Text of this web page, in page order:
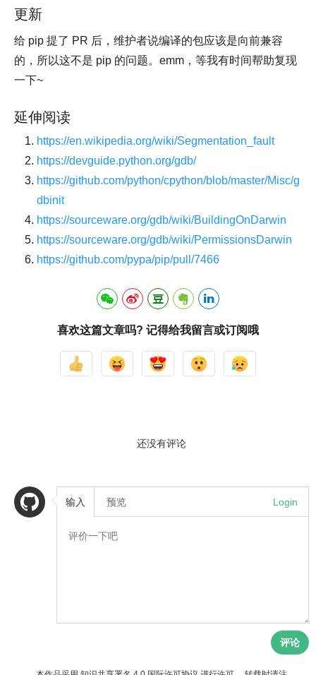
更新
给 pip 提了 PR 后，维护者说编译的包应该是向前兼容
的，所以这不是 pip 的问题。emm，等我有时间帮助复现
一下~
延伸阅读
https://en.wikipedia.org/wiki/Segmentation_fault
https://devguide.python.org/gdb/
https://github.com/python/cpython/blob/master/Misc/g
dbinit
https://sourceware.org/gdb/wiki/BuildingOnDarwin
https://sourceware.org/gdb/wiki/PermissionsDarwin
https://github.com/pypa/pip/pull/7466
喜欢这篇文章吗? 记得给我留言或订阅哦
还没有评论
输入 预览 Login
评论